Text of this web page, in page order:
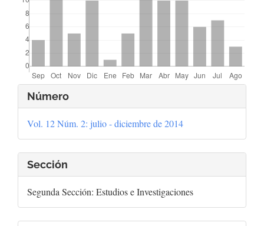
Detalles
del
artículo
Número
Vol. 12 Núm. 2: julio - diciembre de 2014
Sección
Segunda Sección: Estudios e Investigaciones